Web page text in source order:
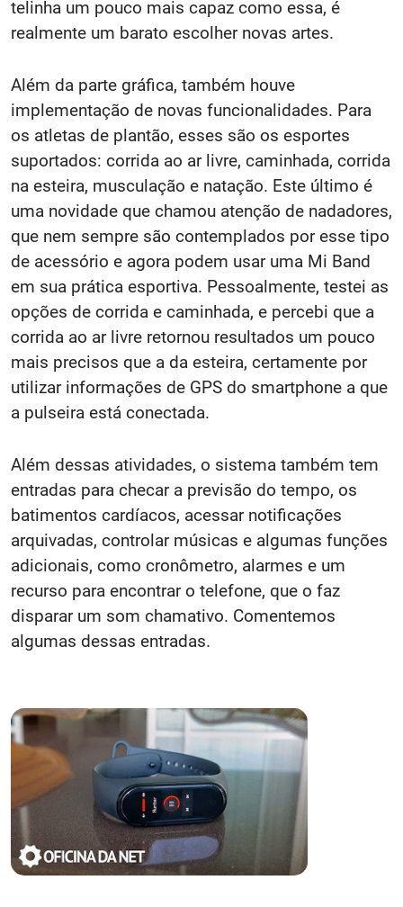
telinha um pouco mais capaz como essa, é
realmente um barato escolher novas artes.
Além da parte gráfica, também houve
implementação de novas funcionalidades. Para
os atletas de plantão, esses são os esportes
suportados: corrida ao ar livre, caminhada, corrida
na esteira, musculação e natação. Este último é
uma novidade que chamou atenção de nadadores,
que nem sempre são contemplados por esse tipo
de acessório e agora podem usar uma Mi Band
em sua prática esportiva. Pessoalmente, testei as
opções de corrida e caminhada, e percebi que a
corrida ao ar livre retornou resultados um pouco
mais precisos que a da esteira, certamente por
utilizar informações de GPS do smartphone a que
a pulseira está conectada.
Além dessas atividades, o sistema também tem
entradas para checar a previsão do tempo, os
batimentos cardíacos, acessar notificações
arquivadas, controlar músicas e algumas funções
adicionais, como cronômetro, alarmes e um
recurso para encontrar o telefone, que o faz
disparar um som chamativo. Comentemos
algumas dessas entradas.